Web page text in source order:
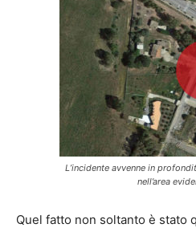
L’incidente avvenne in
nell’area
Quel fatto non soltanto è stato